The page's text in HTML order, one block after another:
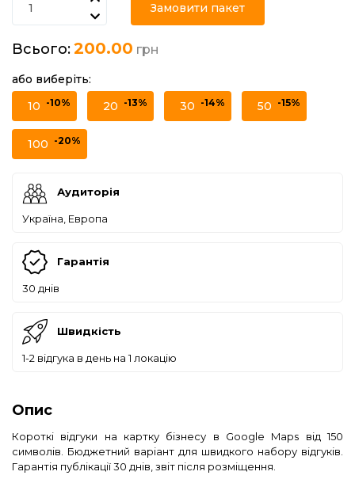
Замовити пакет
Всього:200.00 грн
або виберіть:
10 -10% 20 -13% 30 -14% 50 -15%
100 -20%
Аудиторія
Україна, Европа
Гарантія
30 днів
Швидкість
1-2 відгука в день на 1 локацію
Опис
Короткі відгуки на картку бізнесу в Google Maps від 150
символів. Бюджетний варіант для швидкого набору відгуків.
Гарантія публікації 30 днів, звіт після розміщення.